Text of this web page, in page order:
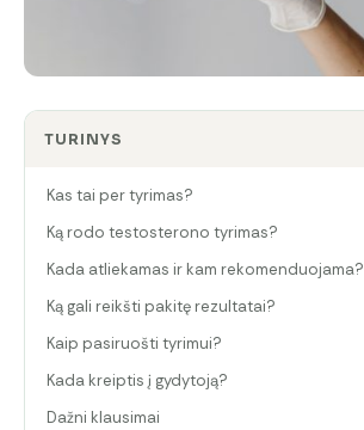
TURINYS
Kas tai per tyrimas?
Ką rodo testosterono tyrimas?
Kada atliekamas ir kam rekomenduojama?
Ką gali reikšti pakitę rezultatai?
Kaip pasiruošti tyrimui?
Kada kreiptis į gydytoją?
Dažni klausimai